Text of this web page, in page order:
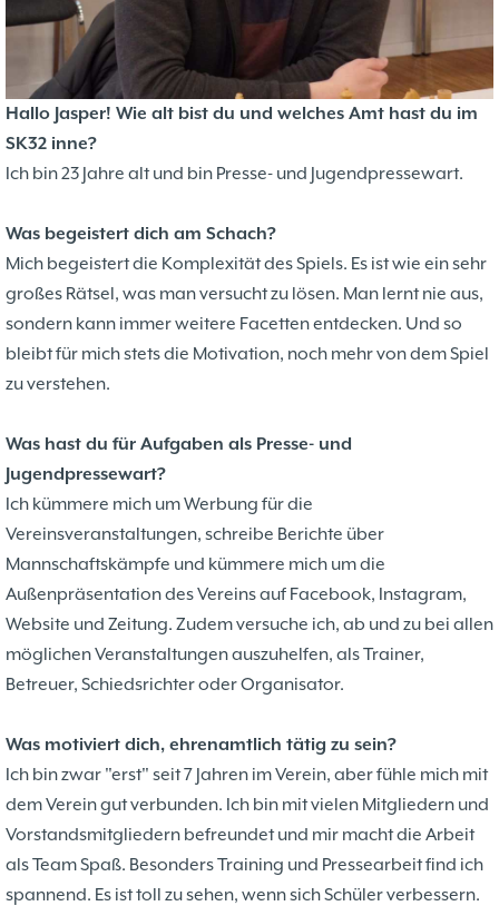
29.07 Mannschaften
Stadtmeisterschaften
07.03 Ehrenamtliche Helfer 17
27.02 Social Media 4
09.02 SK 32 in der Presse
06.01 Neujahrsblitzturnier 4
07.11
Wer wir sind- Vorstellung unserer
Mitglieder
19.10
37. Münsterland Open 2019
23
7. Mannschaft 1
17.03 4. Mannschaft 1
11.03 Bezirksebene 10
Deutsche Ebene 20.10 36. Münsterland Open 2018
Satzung des Schachklubs Münster 1932
Challengers 2017 05.11 35. Münsterland Open 2017
16.09 Schach mit Flüchtlingen 2
Hallo Jasper! Wie alt bist du und welches Amt hast du im
SK32 inne?
Ich bin 23 Jahre alt und bin Presse- und Jugendpressewart.
Was begeistert dich am Schach?
Mich begeistert die Komplexität des Spiels. Es ist wie ein sehr
großes Rätsel, was man versucht zu lösen. Man lernt nie aus,
sondern kann immer weitere Facetten entdecken. Und so
bleibt für mich stets die Motivation, noch mehr von dem Spiel
zu verstehen.
Was hast du für Aufgaben als Presse- und
Jugendpressewart?
Ich kümmere mich um Werbung für die
Vereinsveranstaltungen, schreibe Berichte über
Mannschaftskämpfe und kümmere mich um die
Außenpräsentation des Vereins auf Facebook, Instagram,
Website und Zeitung. Zudem versuche ich, ab und zu bei allen
möglichen Veranstaltungen auszuhelfen, als Trainer,
Betreuer, Schiedsrichter oder Organisator.
Was motiviert dich, ehrenamtlich tätig zu sein?
Ich bin zwar "erst" seit 7 Jahren im Verein, aber fühle mich mit
dem Verein gut verbunden. Ich bin mit vielen Mitgliedern und
Vorstandsmitgliedern befreundet und mir macht die Arbeit
als Team Spaß. Besonders Training und Pressearbeit find ich
spannend. Es ist toll zu sehen, wenn sich Schüler verbessern.